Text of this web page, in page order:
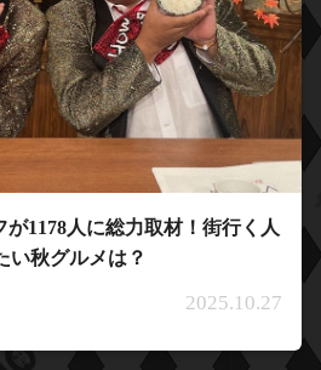
1178人に総力取材！街行く人
い秋グルメは？
2025.10.27